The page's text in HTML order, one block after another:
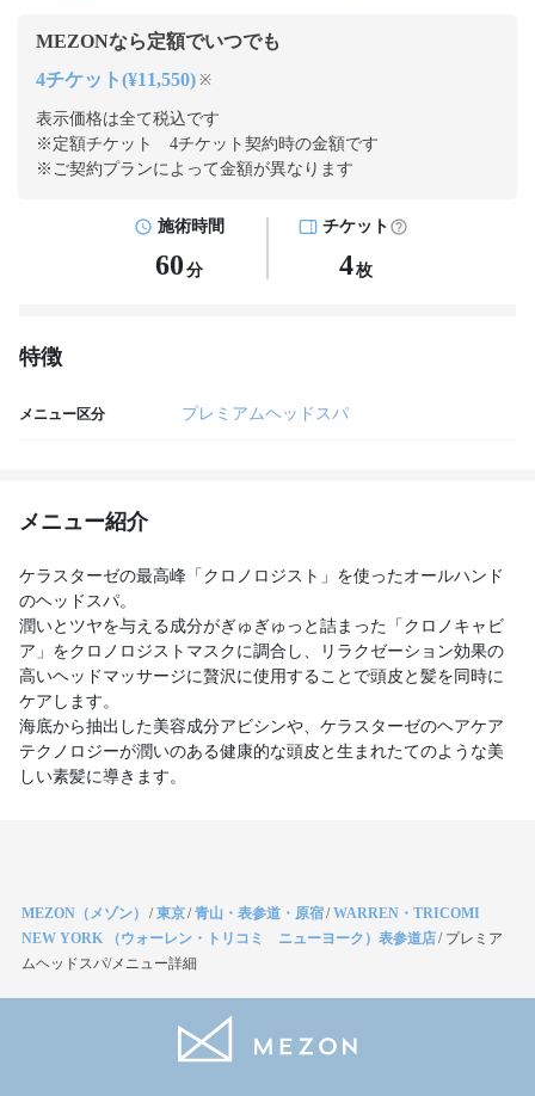
MEZONなら定額でいつでも
4チケット(¥11,550) ※
表示価格は全て税込です
※定額チケット 4チケット契約時の金額です
※ご契約プランによって金額が異なります
施術時間
60 分
チケット
4枚
特徴
メニュー区分 プレミアムヘッドスパ
メニュー紹介
ケラスターゼの最高峰「クロノロジスト」を使ったオールハンド
のヘッドスパ。
潤いとツヤを与える成分がぎゅぎゅっと詰まった「クロノキャビ
ア」をクロノロジストマスクに調合し、リラクゼーション効果の
高いヘッドマッサージに贅沢に使用することで頭皮と髪を同時に
ケアします。
海底から抽出した美容成分アビシンや、ケラスターゼのヘアケア
テクノロジーが潤いのある健康的な頭皮と生まれたてのような美
しい素髪に導きます。
MEZON（メゾン） /東京/青山・表参道・原宿/WARREN・TRICOMI
NEW YORK （ウォーレン・トリコミ ニューヨーク）表参道店/ プレミア
ムヘッドスパ/メニュー詳細